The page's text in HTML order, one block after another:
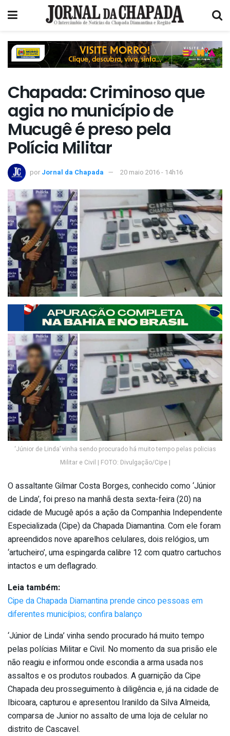
Chapada: Criminoso que
agia no município de
Mucugê é preso pela
Polícia Militar
por Jornal da Chapada 20 maio 2016 - 14h16
‘Júnior de Linda’ vinha sendo procurado há muito tempo pelas policias
Militar e Civil | FOTO: Divulgação/Cipe |
O assaltante Gilmar Costa Borges, conhecido como ‘Júnior
de Linda’, foi preso na manhã desta sexta-feira (20) na
cidade de Mucugê após a ação da Companhia Independente
Especializada (Cipe) da Chapada Diamantina. Com ele foram
apreendidos nove aparelhos celulares, dois relógios, um
‘artucheiro’, uma espingarda calibre 12 com quatro cartuchos
intactos e um deflagrado.
Leia também:
Cipe da Chapada Diamantina prende cinco pessoas em
diferentes municípios; confira balanço
‘Júnior de Linda’ vinha sendo procurado há muito tempo
pelas polícias Militar e Civil. No momento da sua prisão ele
não reagiu e informou onde escondia a arma usada nos
assaltos e os produtos roubados. A guarnição da Cipe
Chapada deu prosseguimento à diligência e, já na cidade de
Ibicoara, capturou e apresentou Iranildo da Silva Almeida,
comparsa de Junior no assalto de uma loja de celular no
distrito de Cascavel.